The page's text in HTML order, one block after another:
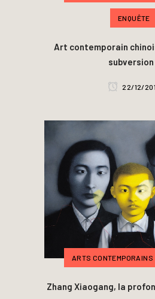
ENQUÊTE
Art contemporain
subversion
22/12/
ARTS CONTEMPORAINS
Zhang Xiaogang, la